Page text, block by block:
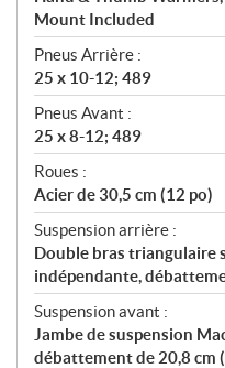
Mount Included
Pneus Arrière :
25 x 10-12; 489
Pneus Avant :
25 x 8-12; 489
Roues :
Acier de 30,5 cm (12 po)
Suspension arrière :
Double bras triangulaire
indépendante,
Suspension avant :
Jambe de suspension
débattement de 20,8 cm